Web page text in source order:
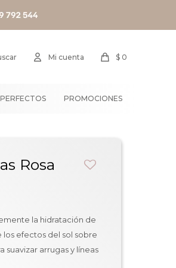
PROMOCIONES
$ 0
Rosa
la hidratación de
efectos del sol sobre
arrugas y líneas